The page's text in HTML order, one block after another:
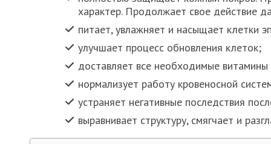
характер. Продолжает свое действие
питает, увлажняет и насыщает клетки
улучшает процесс обновления клеток;
доставляет все необходимые
нормализует работу кровеносной
устраняет негативные последствия
выравнивает структуру, смягчает и